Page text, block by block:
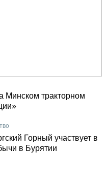
Минском тракторном
Горный участвует в
в Бурятии